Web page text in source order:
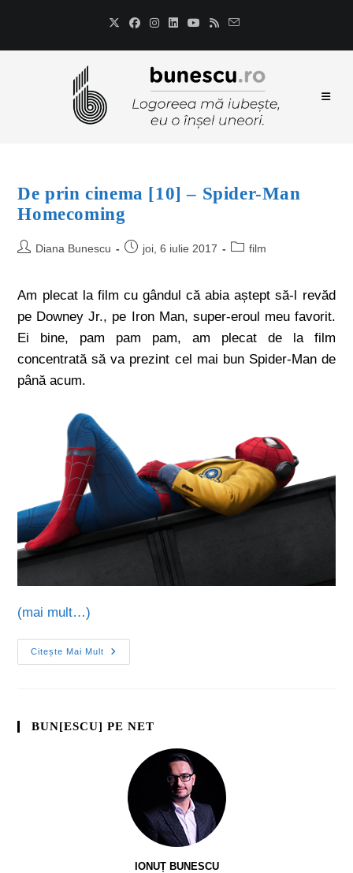
De prin cinema [10] – Spider-Man
Homecoming
Diana Bunescu joi, 6 iulie 2017 film
Am plecat la film cu gândul că abia aștept să-l revăd
pe Downey Jr., pe Iron Man, super-eroul meu favorit.
Ei bine, pam pam pam, am plecat de la film
concentrată să va prezint cel mai bun Spider-Man de
până acum.
(mai mult…)
Citește Mai Mult
BUN[ESCU] PE NET
IONUȚ BUNESCU